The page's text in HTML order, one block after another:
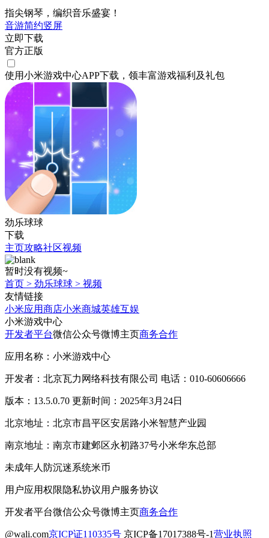
指尖钢琴，编织音乐盛宴！
音游简约竖屏
立即下载
官方正版
使用小米游戏中心APP下载 ，领丰富游戏福利 及礼包
劲乐球球
下载
主页攻略社区视频
暂时没有视频~
首页 > 劲乐球球 > 视频
友情链接
小米应用商店小米商城英雄互娱
小米游戏中心
开发者平台微信公众号微博主页商务合作
应用名称：小米游戏中心
开发者：北京瓦力网络科技有限公司 电话：010-60606666
版本：13.5.0.70 更新时间：2025年3月24日
北京地址：北京市昌平区安居路小米智慧产业园
南京地址：南京市建邺区永初路37号小米华东总部
未成年人防沉迷系统米币
用户应用权限隐私协议用户服务协议
开发者平台微信公众号微博主页商务合作
@wali.com京ICP证110335号 京ICP备17017388号-1营业执照